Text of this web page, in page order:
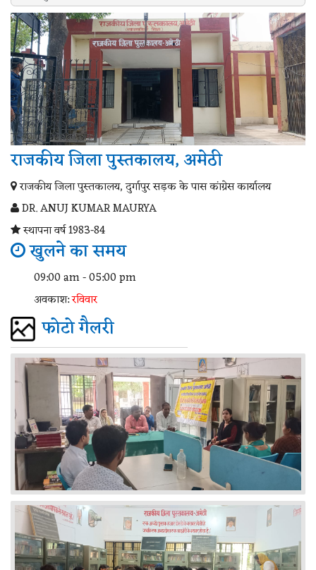
राजकीय जिला पुस्तकालय, अमेठी
राजकीय जिला पुस्तकालय, दुर्गापुर सड़क के पास कांग्रेस कार्यालय
DR. ANUJ KUMAR MAURYA
स्थापना वर्ष 1983-84
खुलने का समय
09:00 am - 05:00 pm
अवकाश:रविवार
फोटो गैलरी